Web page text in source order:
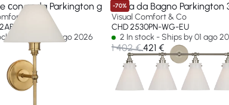
сon coda Parkington grande
& Co
L-EU
- Ships by 13 ago 2026
-70%
Barra da Bagno Parkington
Visual Comfort & Co
CHD 2530PN-WG-EU
2 In stock - Ships by 01 ago
1 402 €421 €